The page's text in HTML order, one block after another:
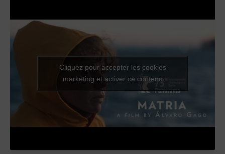
Cliquez pour accepter les cookies
marketing et activer ce contenu